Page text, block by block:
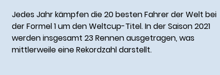
Jedes Jahr kämpfen die 20 besten Fahrer der Welt bei
der Formel 1 um den Weltcup-Titel. In der Saison 2021
werden insgesamt 23 Rennen ausgetragen, was
mittlerweile eine Rekordzahl darstellt.